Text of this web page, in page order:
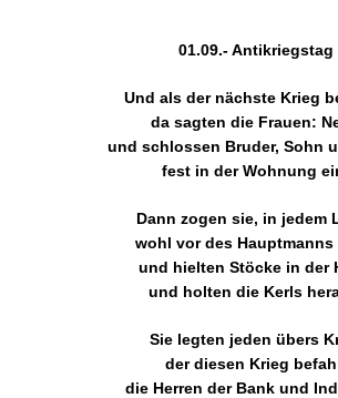
01.09.- Antikriegstag
Und als der nächste Krieg
da sagten die Frauen:
und schlossen Bruder, Sohn
fest in der Wohnung
Dann zogen sie, in jedem
wohl vor des Hauptmanns
und hielten Stöcke in der
und holten die Kerls
Sie legten jeden übers
der diesen Krieg
die Herren der Bank und